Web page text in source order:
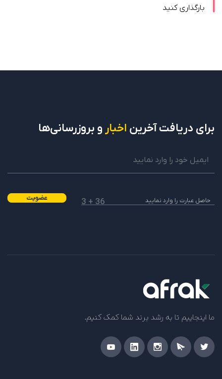
بارگذاری کنید
برای دریافتآخرین اخبار و بروزرسانی‌ها
36 + 3 عضویت
ما اینجاییم تا به رشد برند شما کمک کنیم.